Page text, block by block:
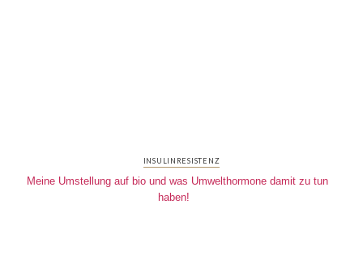
INSULINRESISTENZ
Meine Umstellung auf bio und was Umwelthormone damit zu tun
haben!